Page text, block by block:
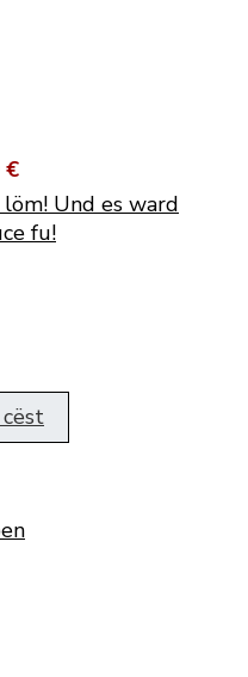
€
Und es ward
fu!